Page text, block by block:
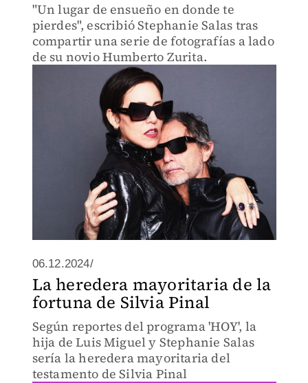
"Un lugar de ensueño en donde te
pierdes", escribió Stephanie Salas tras
compartir una serie de fotografías a lado
de su novio Humberto Zurita.
06.12.2024/
La heredera mayoritaria de la
fortuna de Silvia Pinal
Según reportes del programa 'HOY', la
hija de Luis Miguel y Stephanie Salas
sería la heredera mayoritaria del
testamento de Silvia Pinal